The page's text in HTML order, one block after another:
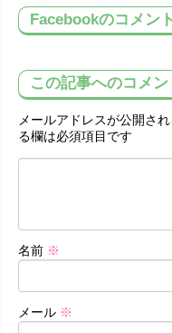
Facebookのコメント
この記事へのコメン
メールアドレスが公開さ
る欄は必須項目です
名前 ※
メール ※